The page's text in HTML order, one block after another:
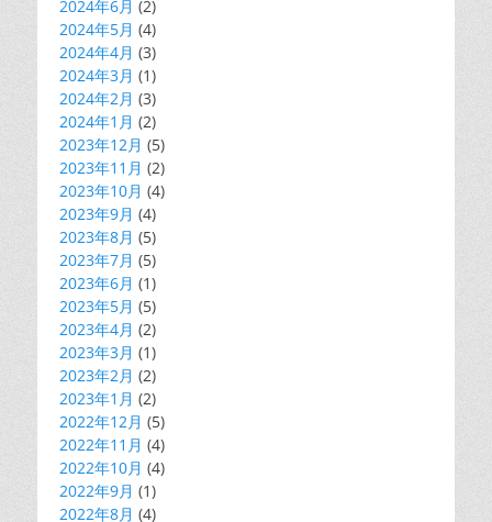
2024年6月 (2)
2024年5月 (4)
2024年4月 (3)
2024年3月 (1)
2024年2月 (3)
2024年1月 (2)
2023年12月 (5)
2023年11月 (2)
2023年10月 (4)
2023年9月 (4)
2023年8月 (5)
2023年7月 (5)
2023年6月 (1)
2023年5月 (5)
2023年4月 (2)
2023年3月 (1)
2023年2月 (2)
2023年1月 (2)
2022年12月 (5)
2022年11月 (4)
2022年10月 (4)
2022年9月 (1)
2022年8月 (4)